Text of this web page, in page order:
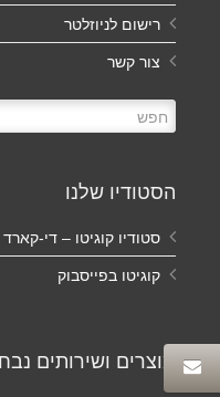
רישום לניוזלטר
צור קשר
הסטודיו שלנו
סטודיו קוגיטו – די-קארד
קוגיטו בפייסבוק
מוצרים ושירותים